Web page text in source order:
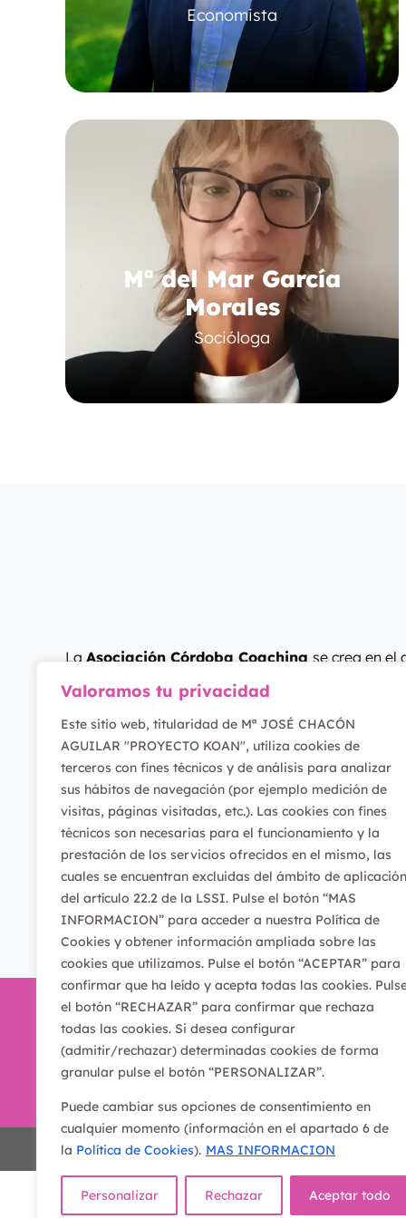
Valoramos tu privacidad
Este sitio web, titularidad de Mª JOSÉ CHACÓN
AGUILAR "PROYECTO KOAN", utiliza cookies de
terceros con fines técnicos y de análisis para analizar
sus hábitos de navegación (por ejemplo medición de
visitas, páginas visitadas, etc.). Las cookies con fines
técnicos son necesarias para el funcionamiento y la
prestación de los servicios ofrecidos en el mismo, las
cuales se encuentran excluidas del ámbito de aplicación
del artículo 22.2 de la LSSI. Pulse el botón “MAS
INFORMACION” para acceder a nuestra Política de
Cookies y obtener información ampliada sobre las
cookies que utilizamos. Pulse el botón “ACEPTAR” para
confirmar que ha leído y acepta todas las cookies.
el botón “RECHAZAR” para confirmar que rechaza
todas las cookies. Si desea configurar
(admitir/rechazar) determinadas cookies de forma
granular pulse el botón “PERSONALIZAR”.
Puede cambiar sus opciones de consentimiento en
cualquier momento (información en el apartado 6 de
la Política de Cookies). MAS INFORMACION
Personalizar Rechazar Aceptar todo
Economista
Mª del Mar García
Morales
Socióloga
La Asociación Córdoba Coaching se crea en el
auspiciar proyectos de desarrollo y cambio
Instituciones de carácter público o no
el prisma del acompañamiento, tocando
en lo que denominamos Coaching.
Proyecto Koan © Copyright |Aviso Legal